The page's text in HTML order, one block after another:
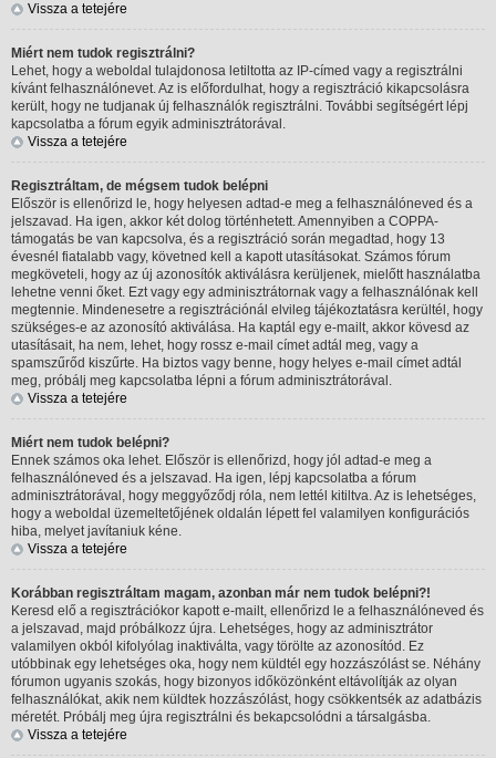
Vissza a tetejére
Miért nem tudok regisztrálni?
Lehet, hogy a weboldal tulajdonosa letiltotta az IP-címed vagy a regisztrálni
kívánt felhasználónevet. Az is előfordulhat, hogy a regisztráció kikapcsolásra
került, hogy ne tudjanak új felhasználók regisztrálni. További segítségért lépj
kapcsolatba a fórum egyik adminisztrátorával.
Vissza a tetejére
Regisztráltam, de mégsem tudok belépni
Először is ellenőrizd le, hogy helyesen adtad-e meg a felhasználóneved és a
jelszavad. Ha igen, akkor két dolog történhetett. Amennyiben a COPPA-
támogatás be van kapcsolva, és a regisztráció során megadtad, hogy 13
évesnél fiatalabb vagy, követned kell a kapott utasításokat. Számos fórum
megköveteli, hogy az új azonosítók aktiválásra kerüljenek, mielőtt használatba
lehetne venni őket. Ezt vagy egy adminisztrátornak vagy a felhasználónak kell
megtennie. Mindenesetre a regisztrációnál elvileg tájékoztatásra kerültél, hogy
szükséges-e az azonosító aktiválása. Ha kaptál egy e-mailt, akkor kövesd az
utasításait, ha nem, lehet, hogy rossz e-mail címet adtál meg, vagy a
spamszűrőd kiszűrte. Ha biztos vagy benne, hogy helyes e-mail címet adtál
meg, próbálj meg kapcsolatba lépni a fórum adminisztrátorával.
Vissza a tetejére
Miért nem tudok belépni?
Ennek számos oka lehet. Először is ellenőrizd, hogy jól adtad-e meg a
felhasználóneved és a jelszavad. Ha igen, lépj kapcsolatba a fórum
adminisztrátorával, hogy meggyőződj róla, nem lettél kitiltva. Az is lehetséges,
hogy a weboldal üzemeltetőjének oldalán lépett fel valamilyen konfigurációs
hiba, melyet javítaniuk kéne.
Vissza a tetejére
Korábban regisztráltam magam, azonban már nem tudok belépni?!
Keresd elő a regisztrációkor kapott e-mailt, ellenőrizd le a felhasználóneved és
a jelszavad, majd próbálkozz újra. Lehetséges, hogy az adminisztrátor
valamilyen okból kifolyólag inaktiválta, vagy törölte az azonosítód. Ez
utóbbinak egy lehetséges oka, hogy nem küldtél egy hozzászólást se. Néhány
fórumon ugyanis szokás, hogy bizonyos időközönként eltávolítják az olyan
felhasználókat, akik nem küldtek hozzászólást, hogy csökkentsék az adatbázis
méretét. Próbálj meg újra regisztrálni és bekapcsolódni a társalgásba.
Vissza a tetejére